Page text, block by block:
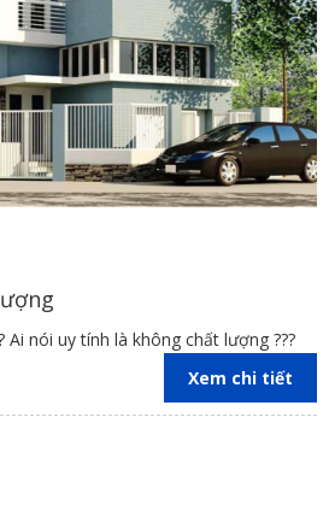
Ai nói rẻ là không uy tính ? Ai nói uy tính là không chất lượng ???
Xem chi tiết